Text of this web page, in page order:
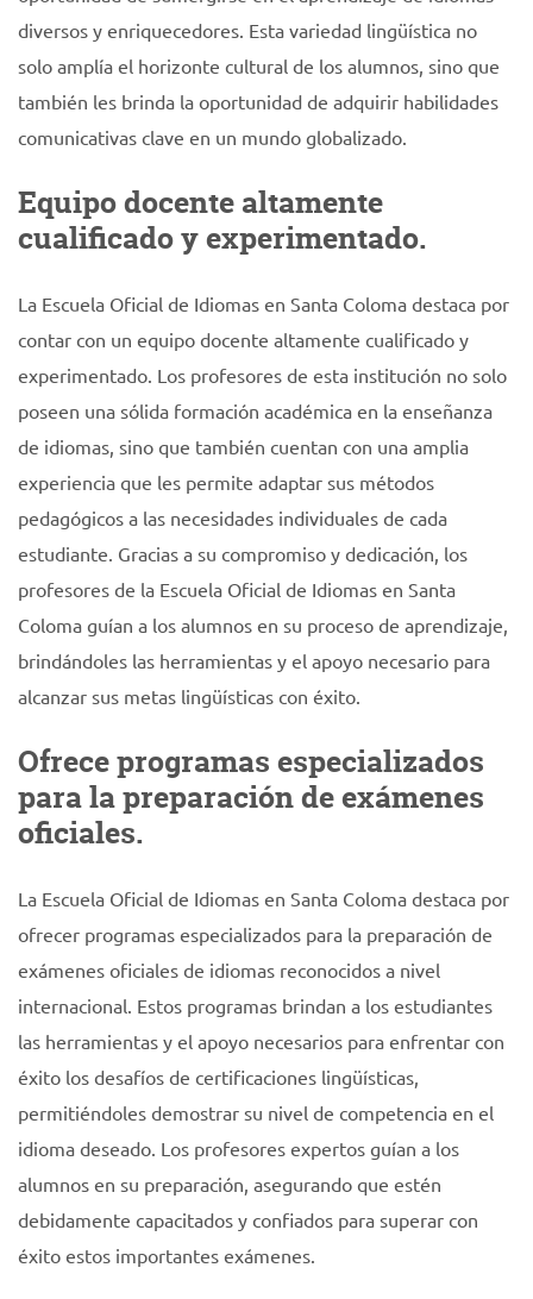
diversos y enriquecedores. Esta variedad lingüística no
solo amplía el horizonte cultural de los alumnos, sino que
también les brinda la oportunidad de adquirir habilidades
comunicativas clave en un mundo globalizado.
Equipo docente altamente
cualificado y experimentado.
La Escuela Oficial de Idiomas en Santa Coloma destaca por
contar con un equipo docente altamente cualificado y
experimentado. Los profesores de esta institución no solo
poseen una sólida formación académica en la enseñanza
de idiomas, sino que también cuentan con una amplia
experiencia que les permite adaptar sus métodos
pedagógicos a las necesidades individuales de cada
estudiante. Gracias a su compromiso y dedicación, los
profesores de la Escuela Oficial de Idiomas en Santa
Coloma guían a los alumnos en su proceso de aprendizaje,
brindándoles las herramientas y el apoyo necesario para
alcanzar sus metas lingüísticas con éxito.
Ofrece programas especializados
para la preparación de exámenes
oficiales.
La Escuela Oficial de Idiomas en Santa Coloma destaca por
ofrecer programas especializados para la preparación de
exámenes oficiales de idiomas reconocidos a nivel
internacional. Estos programas brindan a los estudiantes
las herramientas y el apoyo necesarios para enfrentar con
éxito los desafíos de certificaciones lingüísticas,
permitiéndoles demostrar su nivel de competencia en el
idioma deseado. Los profesores expertos guían a los
alumnos en su preparación, asegurando que estén
debidamente capacitados y confiados para superar con
éxito estos importantes exámenes.